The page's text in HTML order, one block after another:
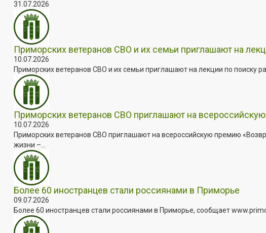
31.07.2026
Приморских ветеранов СВО и их семьи приглашают на
10.07.2026
Приморских ветеранов СВО и их семьи приглашают на лекции по поиску
Приморских ветеранов СВО приглашают на
10.07.2026
Приморских ветеранов СВО приглашают на всероссийскую премию
жизни –...
Более 60 иностранцев стали россиянами в Приморье
09.07.2026
Более 60 иностранцев стали россиянами в Приморье, сообщает